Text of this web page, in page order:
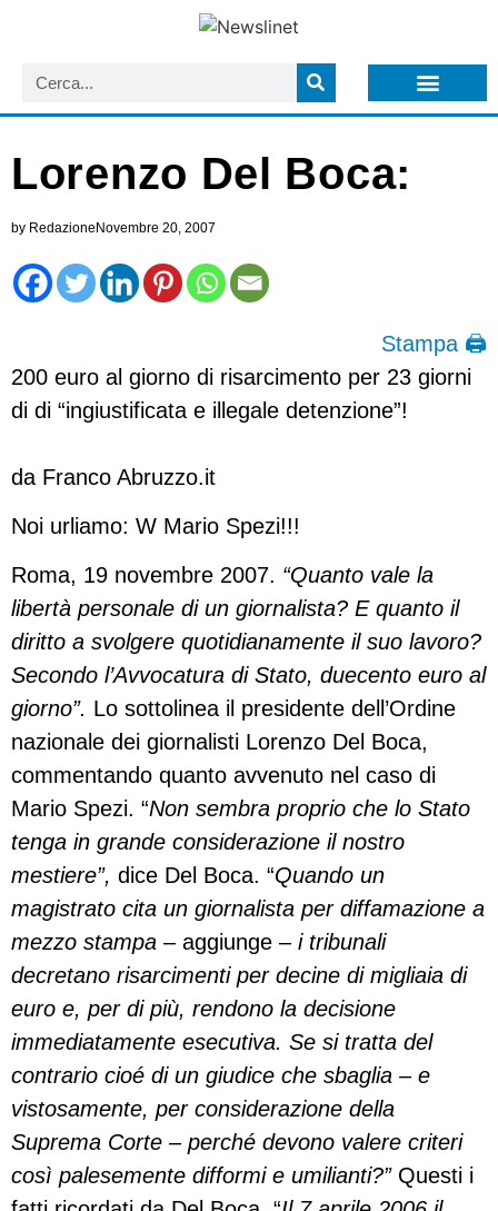
Lorenzo Del Boca:
by RedazioneNovembre 20, 2007
Stampa 🖨
200 euro al giorno di risarcimento per 23 giorni
di di “ingiustificata e illegale detenzione”!
da Franco Abruzzo.it
Noi urliamo: W Mario Spezi!!!
Roma, 19 novembre 2007. “Quanto vale la
libertà personale di un giornalista? E quanto il
diritto a svolgere quotidianamente il suo lavoro?
Secondo l’Avvocatura di Stato, duecento euro al
giorno”. Lo sottolinea il presidente dell’Ordine
nazionale dei giornalisti Lorenzo Del Boca,
commentando quanto avvenuto nel caso di
Mario Spezi. “Non sembra proprio che lo Stato
tenga in grande considerazione il nostro
mestiere”, dice Del Boca. “Quando un
magistrato cita un giornalista per diffamazione a
mezzo stampa – aggiunge – i tribunali
decretano risarcimenti per decine di migliaia di
euro e, per di più, rendono la decisione
immediatamente esecutiva. Se si tratta del
contrario cioé di un giudice che sbaglia – e
vistosamente, per considerazione della
Suprema Corte – perché devono valere criteri
così palesemente difformi e umilianti?” Questi i